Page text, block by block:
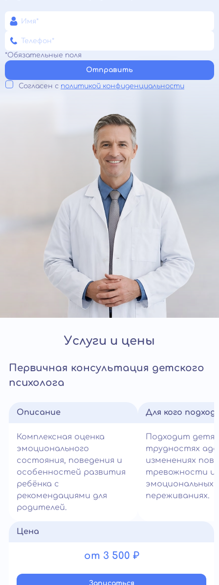
*Обязательные поля
Отправить
Согласен с политикой конфиденциальности
Услуги и цены
Первичная консультация детского
психолога
Описание
Комплексная оценка
эмоционального
состояния, поведения и
особенностей развития
ребёнка с
рекомендациями для
родителей.
Для кого
Подходит
трудностях
изменениях
тревожности и
эмоциональных
переживаниях.
Цена
от 3 500 ₽
Записатьcя